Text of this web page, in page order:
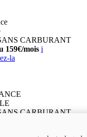
CARBURANT
159€/mois i
la
CARBURANT